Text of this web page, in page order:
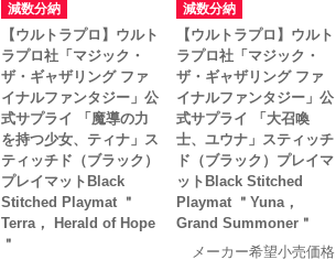
減数分納
【ウルトラプロ】ウルト
ラプロ社「マジック・
ザ・ギャザリング ファ
イナルファンタジー」公
式サプライ 「魔導の力
を持つ少女、ティナ」ス
ティッチド（ブラック）
プレイマットBlack
Stitched Playmat ＂
Terra， Herald of Hope
＂
減数分納
【ウルトラプロ】ウルト
ラプロ社「マジック・
ザ・ギャザリング ファ
イナルファンタジー」公
式サプライ 「大召喚
士、ユウナ」スティッチ
ド（ブラック）プレイマ
ットBlack Stitched
Playmat ＂Yuna，
Grand Summoner＂
メーカー希望小売価格